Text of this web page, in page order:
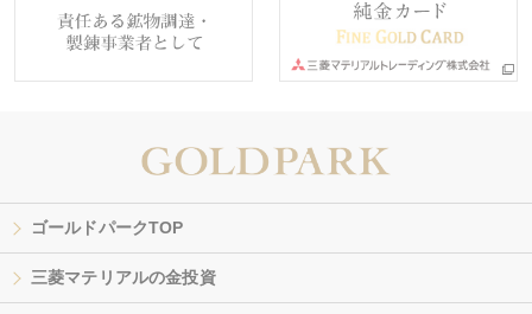
ゴールドパークTOP
三菱マテリアルの金投資